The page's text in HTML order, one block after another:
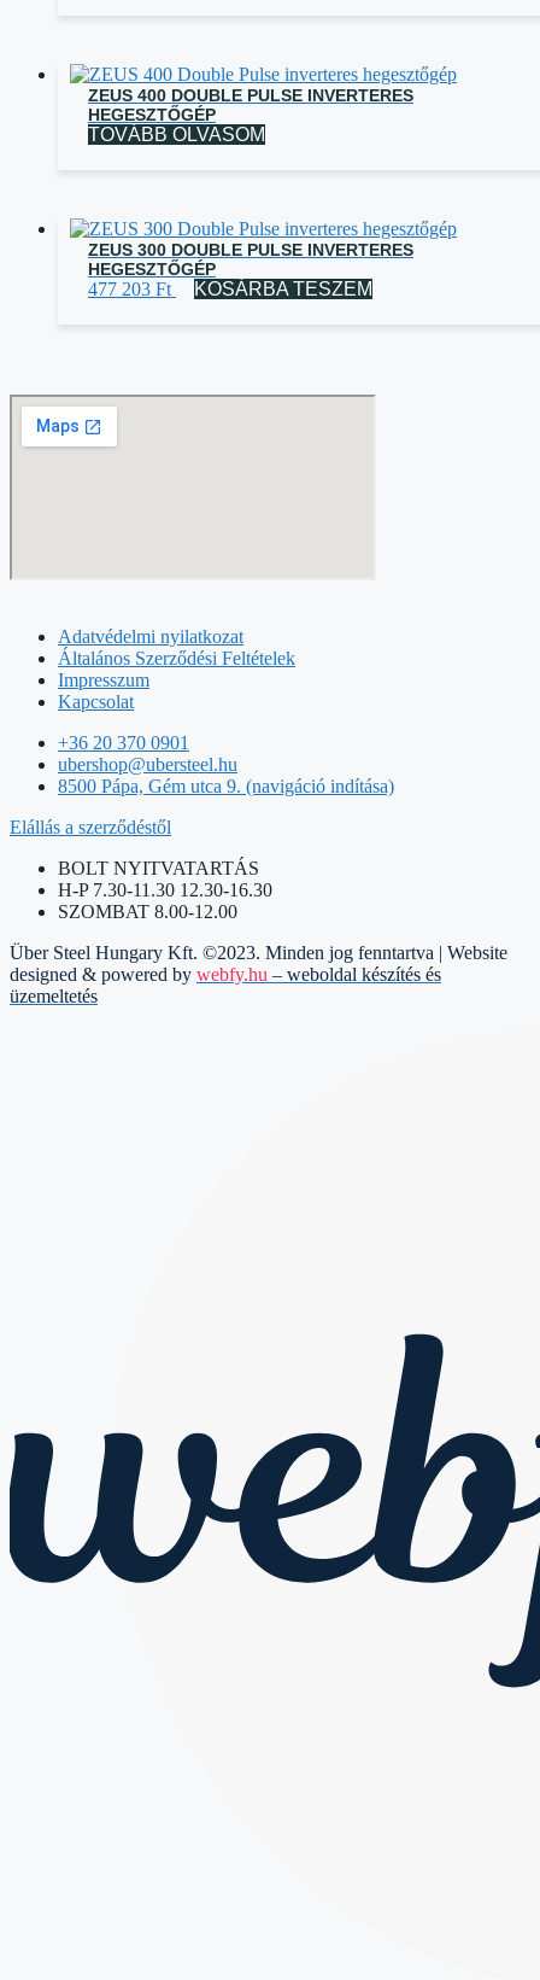
ZEUS 400 DOUBLE PULSE INVERTERES
HEGESZTŐGÉP
TOVÁBB OLVASOM
ZEUS 300 DOUBLE PULSE INVERTERES
HEGESZTŐGÉP
477 203 Ft KOSÁRBA TESZEM
Adatvédelmi nyilatkozat
Általános Szerződési Feltételek
Impresszum
Kapcsolat
+36 20 370 0901
ubershop@ubersteel.hu
8500 Pápa, Gém utca 9. (navigáció indítása)
Elállás a szerződéstől
BOLT NYITVATARTÁS
H-P 7.30-11.30 12.30-16.30
SZOMBAT 8.00-12.00
Über Steel Hungary Kft. ©2023. Minden jog fenntartva | Website
designed & powered by webfy.hu – weboldal készítés és
üzemeltetés